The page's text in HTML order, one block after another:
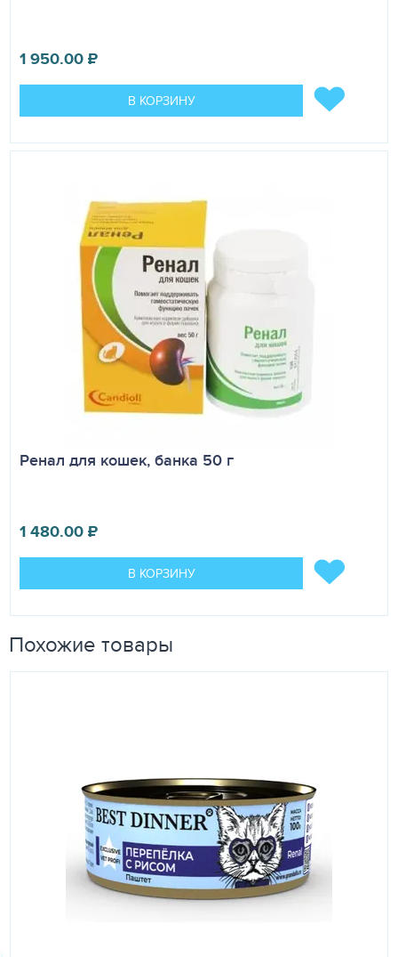
1 950.00₽
В КОРЗИНУ
Ренал для кошек, банка 50 г
1 480.00₽
В КОРЗИНУ
Похожие товары